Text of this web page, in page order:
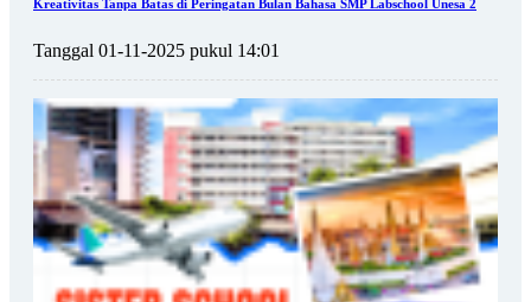
Kreativitas Tanpa Batas di Peringatan Bulan Bahasa SMP Labschool Unesa 2
Tanggal 01-11-2025 pukul 14:01